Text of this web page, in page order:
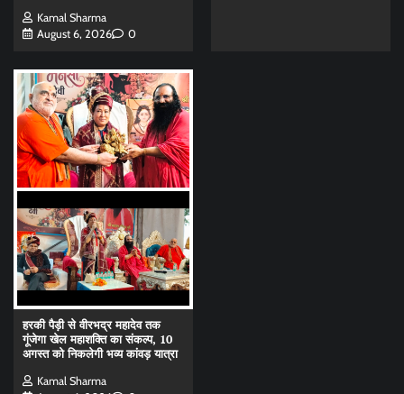
Kamal Sharma
August 6, 2026
0
हरकी पैड़ी से वीरभद्र महादेव तक
गूंजेगा खेल महाशक्ति का संकल्प, 10
अगस्त को निकलेगी भव्य कांवड़ यात्रा
Kamal Sharma